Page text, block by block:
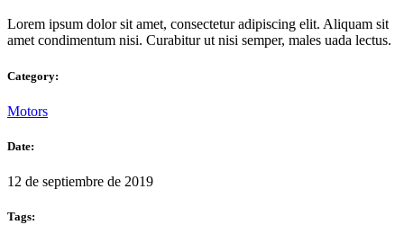
Lorem ipsum dolor sit amet, consectetur adipiscing elit. Aliquam sit
amet condimentum nisi. Curabitur ut nisi semper, males uada lectus.
Category:
Motors
Date:
12 de septiembre de 2019
Tags: